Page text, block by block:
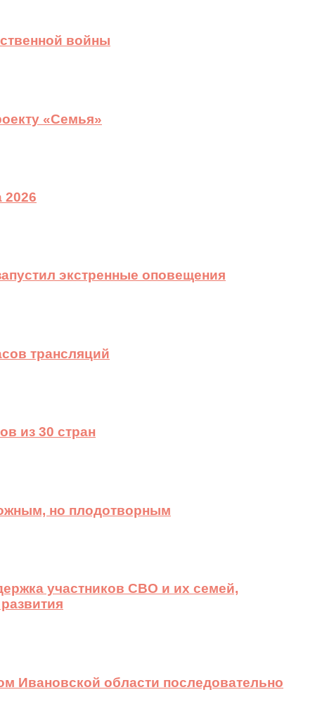
войны
«Семья»
2026
экстренные оповещения
трансляций
из 30 стран
но плодотворным
участников СВО и их семей,
Ивановской области последовательно